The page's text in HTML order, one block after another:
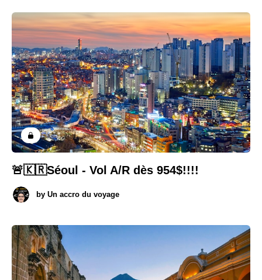
🚨🇰🇷Séoul - Vol A/R dès 954$!!!!
by Un accro du voyage